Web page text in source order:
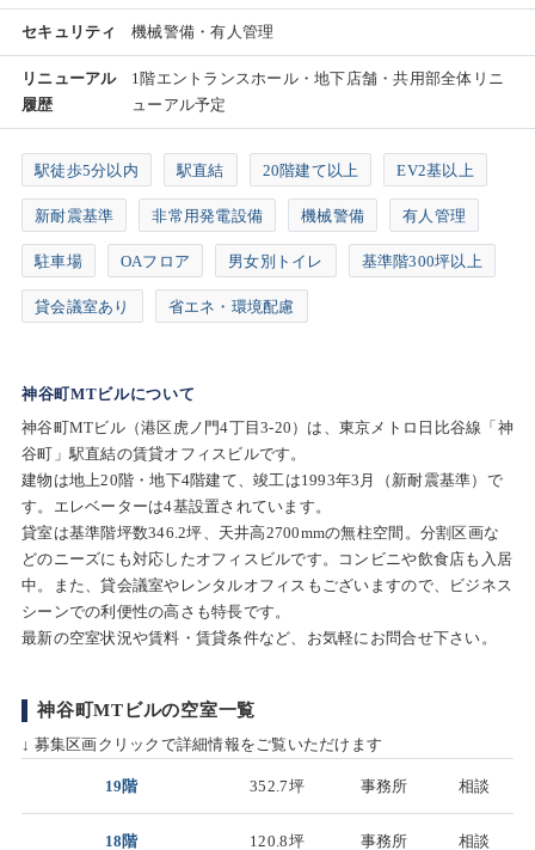
セキュリティ 機械警備・有人管理
リニューアル
履歴
1階エントランスホール・地下店舗・共用部全体リニ
ューアル予定
駅徒歩5分以内 駅直結 20階建て以上 EV2基以上
新耐震基準 非常用発電設備 機械警備 有人管理
駐車場 OAフロア 男女別トイレ 基準階300坪以上
貸会議室あり 省エネ・環境配慮
神谷町MTビルについて
神谷町MTビル（港区虎ノ門4丁目3-20）は、東京メトロ日比谷線「神
谷町」駅直結の賃貸オフィスビルです。
建物は地上20階・地下4階建て、竣工は1993年3月（新耐震基準）で
す。エレベーターは4基設置されています。
貸室は基準階坪数346.2坪、天井高2700mmの無柱空間。分割区画な
どのニーズにも対応したオフィスビルです。コンビニや飲食店も入居
中。また、貸会議室やレンタルオフィスもございますので、ビジネス
シーンでの利便性の高さも特長です。
最新の空室状況や賃料・賃貸条件など、お気軽にお問合せ下さい。
神谷町MTビルの空室一覧
↓ 募集区画クリックで詳細情報をご覧いただけます
19階 352.7坪 事務所 相談
18階 120.8坪 事務所 相談